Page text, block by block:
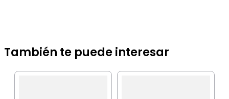
También te puede interesar